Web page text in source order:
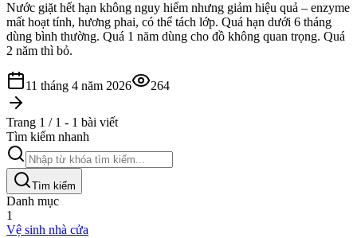
Nước giặt hết hạn không nguy hiểm nhưng giảm hiệu quả – enzyme
mất hoạt tính, hương phai, có thể tách lớp. Quá hạn dưới 6 tháng
dùng bình thường. Quá 1 năm dùng cho đồ không quan trọng. Quá
2 năm thì bỏ.
11 tháng 4 năm 2026 264
Trang 1 / 1 - 1 bài viết
Tìm kiếm nhanh
Tìm kiếm
Danh mục
1
Vệ sinh nhà cửa